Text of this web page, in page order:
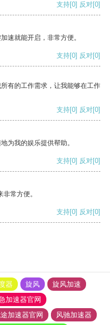
支持[0] 反对[0]
速就能开启，非常方便。
支持[0] 反对[0]
有的工作需求，让我能够在工作
支持[0] 反对[0]
为我的娱乐提供帮助。
支持[0] 反对[0]
常方便。
支持[0] 反对[0]
器 旋风
旋风加速
加速器官网
加速器官网 风驰加速器